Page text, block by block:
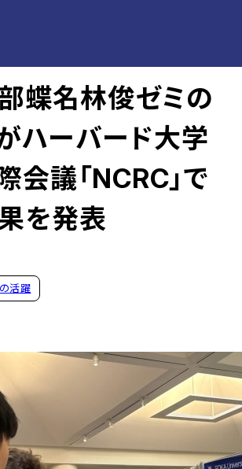
蝶名林俊ゼミの
ハーバード大学
会議「NCRC」で
を発表
活躍